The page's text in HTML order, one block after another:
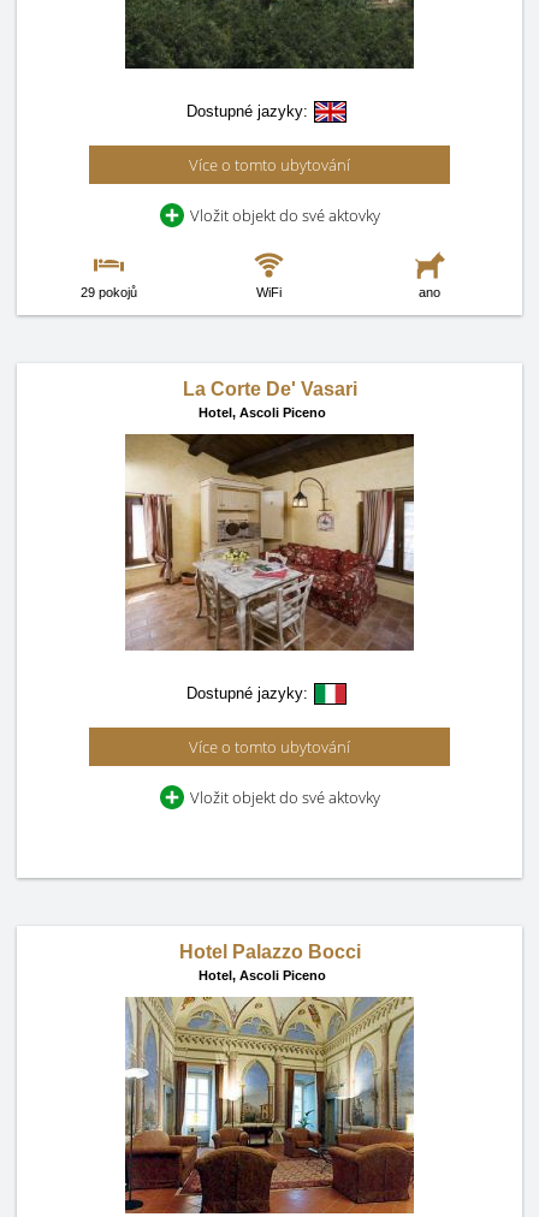
Dostupné jazyky:
Více o tomto ubytování
Vložit objekt do své aktovky
29 pokojů WiFi ano
La Corte De' Vasari
Hotel, Ascoli Piceno
Dostupné jazyky:
Více o tomto ubytování
Vložit objekt do své aktovky
Hotel Palazzo Bocci
Hotel, Ascoli Piceno